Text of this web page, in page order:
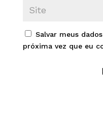
Salvar meus
próxima vez que eu